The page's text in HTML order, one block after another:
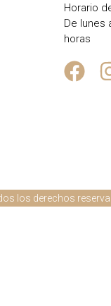
Horario
De lunes
horas
los derechos